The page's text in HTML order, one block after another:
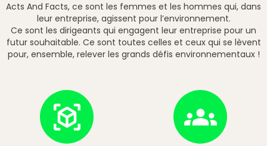
Acts And Facts, ce sont les femmes et les hommes qui, dans
leur entreprise, agissent pour l’environnement.
Ce sont les dirigeants qui engagent leur entreprise pour un
futur souhaitable. Ce sont toutes celles et ceux qui se lèvent
pour, ensemble, relever les grands défis environnementaux !